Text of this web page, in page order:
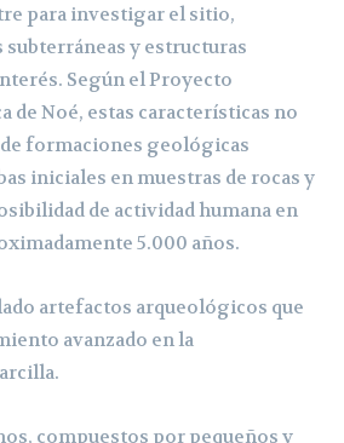
para investigar el sitio,
subterráneas y estructuras
Según el Proyecto
de Noé, estas características no
formaciones geológicas
iniciales en muestras de rocas y
de actividad humana en
5.000 años.
artefactos arqueológicos que
avanzado en la
compuestos por pequeños y